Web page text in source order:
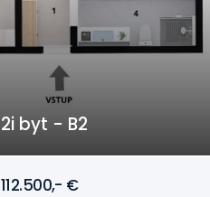
2i byt - B2
112.500,- €